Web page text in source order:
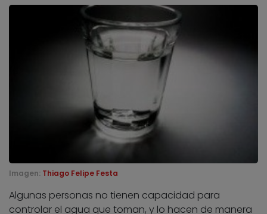
Imagen: Thiago Felipe Festa
Algunas personas no tienen capacidad para
controlar el agua que toman, y lo hacen de manera